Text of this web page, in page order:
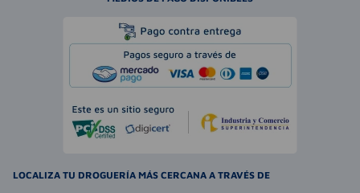
LOCALIZA TU DROGUERÍA MÁS CERCANA A TRAVÉS DE